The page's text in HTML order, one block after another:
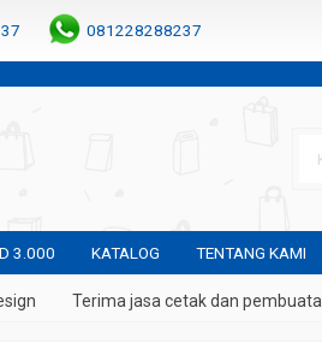
081228288237
3.000 KATALOG TENTANG KAMI
Terima jasa cetak dan pembuatan